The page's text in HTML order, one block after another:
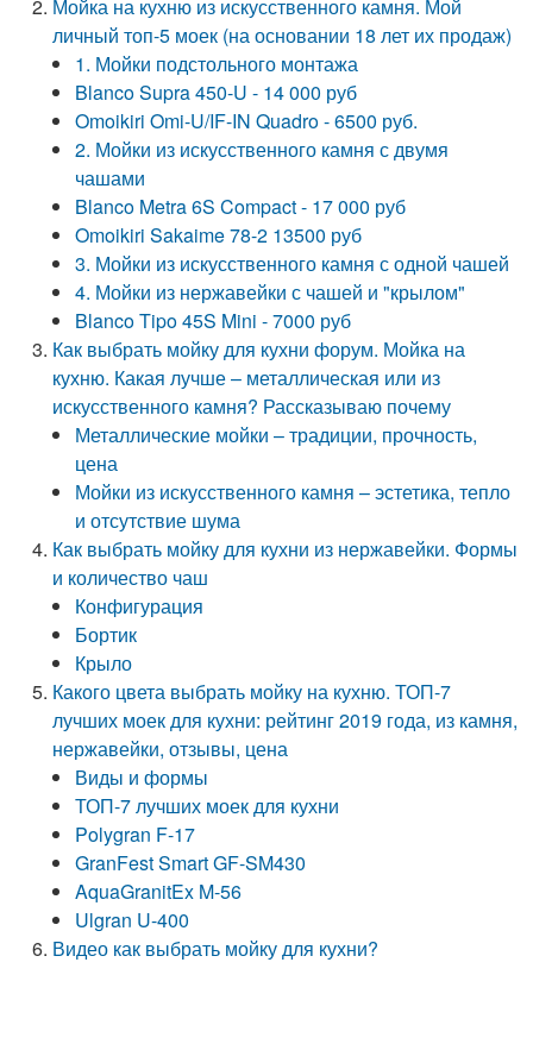
Мойка на кухню из искусственного камня. Мой
личный топ-5 моек (на основании 18 лет их продаж)
1. Мойки подстольного монтажа
Blanco Supra 450-U - 14 000 руб
Omoikiri Omi-U/IF-IN Quadro - 6500 руб.
2. Мойки из искусственного камня с двумя
чашами
Blanco Metra 6S Compact - 17 000 руб
Omoikiri Sakaime 78-2 13500 руб
3. Мойки из искусственного камня с одной чашей
4. Мойки из нержавейки с чашей и "крылом"
Blanco Tipo 45S Mini - 7000 руб
Как выбрать мойку для кухни форум. Мойка на
кухню. Какая лучше – металлическая или из
искусственного камня? Рассказываю почему
Металлические мойки – традиции, прочность,
цена
Мойки из искусственного камня – эстетика, тепло
и отсутствие шума
Как выбрать мойку для кухни из нержавейки. Формы
и количество чаш
Конфигурация
Бортик
Крыло
Какого цвета выбрать мойку на кухню. ТОП-7
лучших моек для кухни: рейтинг 2019 года, из камня,
нержавейки, отзывы, цена
Виды и формы
ТОП-7 лучших моек для кухни
Polygran F-17
GranFest Smart GF-SM430
AquaGranitEx M-56
Ulgran U-400
Видео как выбрать мойку для кухни?